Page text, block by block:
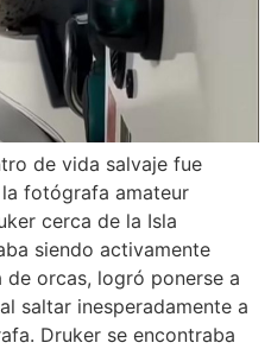
de vida salvaje fue
fotógrafa amateur
cerca de la Isla
siendo activamente
de orcas, logró ponerse a
saltar inesperadamente a
Druker se encontraba